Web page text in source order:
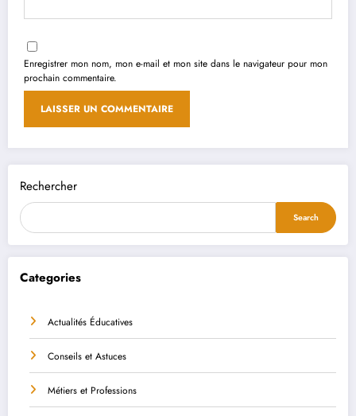
Rechercher
Search
Categories
Actualités Éducatives
Conseils et Astuces
Métiers et Professions
Enregistrer mon nom, mon e-mail et mon site dans le navigateur pour mon
prochain commentaire.